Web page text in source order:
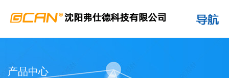
产品中心